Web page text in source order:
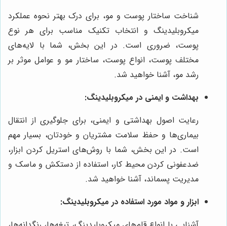
شناخت ساختار پوست و مو، برای درک بهتر نحوه عملکرد
میکروبلیدینگ و انتخاب تکنیک مناسب برای هر نوع
پوست، ضروری است. در این بخش، شما با لایه‌های
مختلف پوست، انواع پوست، ساختار مو و عوامل موثر بر
رشد مو، آشنا خواهید شد.
بهداشت و ایمنی در میکروبلیدینگ:
رعایت اصول بهداشتی و ایمنی، برای جلوگیری از انتقال
بیماری‌ها و حفظ سلامت مشتریان و خودتان، بسیار مهم
است. در این بخش، شما با روش‌های استریل کردن ابزار،
ضدعفونی کردن محیط کار، استفاده از دستکش و ماسک و
مدیریت پسماند، آشنا خواهید شد.
ابزار و مواد مورد استفاده در میکروبلیدینگ: